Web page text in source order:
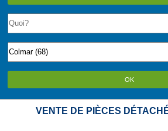
OK
VENTE DE PIÈCES